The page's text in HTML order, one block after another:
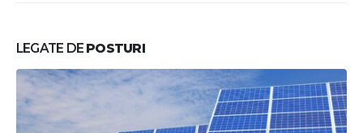
LEGATE DE POSTURI